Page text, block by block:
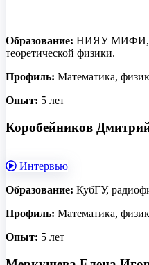
Образование: НИЯУ МИФИ,
теоретической физики.
Профиль: Математика,
Опыт: 5 лет
Коробейников
Интервью
Образование: КубГУ,
Профиль: Математика,
Опыт: 5 лет